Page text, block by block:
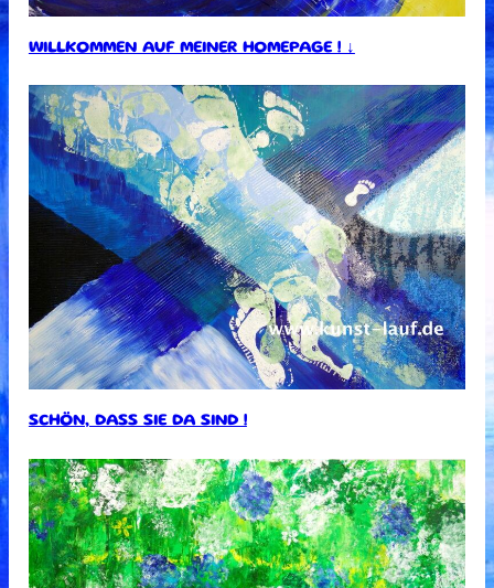
WILLKOMMEN AUF MEINER HOMEPAGE ! ↓
SCHÖN, DASS SIE DA SIND !